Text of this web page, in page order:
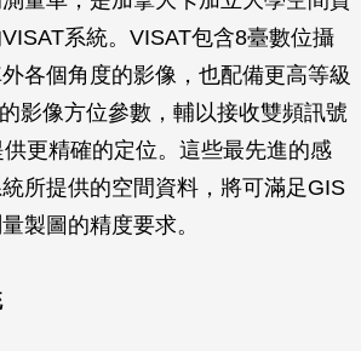
系統。VISAT包含8臺數位攝
各個角度的影像，也配備更高等級
影像方位參數，輔以接收雙頻訊號
更精確的定位。這些最先進的感
所提供的空間資料，將可滿足GIS
製圖的精度要求。